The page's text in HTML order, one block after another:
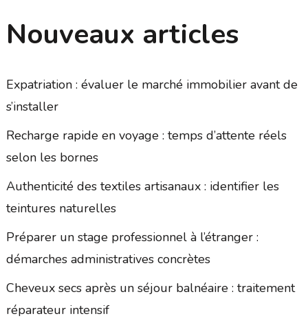
Nouveaux articles
Expatriation : évaluer le marché immobilier avant de
s’installer
Recharge rapide en voyage : temps d’attente réels
selon les bornes
Authenticité des textiles artisanaux : identifier les
teintures naturelles
Préparer un stage professionnel à l’étranger :
démarches administratives concrètes
Cheveux secs après un séjour balnéaire : traitement
réparateur intensif